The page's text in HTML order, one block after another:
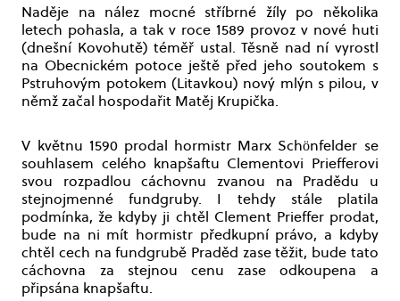
Naděje na nález mocné stříbrné žíly po několika
letech pohasla, a tak v roce 1589 provoz v nové huti
(dnešní Kovohutě) téměř ustal. Těsně nad ní vyrostl
na Obecnickém potoce ještě před jeho soutokem s
Pstruhovým potokem (Litavkou) nový mlýn s pilou, v
němž začal hospodařit Matěj Krupička.
V květnu 1590 prodal hormistr Marx Schönfelder se
souhlasem celého knapšaftu Clementovi Priefferovi
svou rozpadlou cáchovnu zvanou na Pradědu u
stejnojmenné fundgruby. I tehdy stále platila
podmínka, že kdyby ji chtěl Clement Prieffer prodat,
bude na ni mít hormistr předkupní právo, a kdyby
chtěl cech na fundgrubě Praděd zase těžit, bude tato
cáchovna za stejnou cenu zase odkoupena a
připsána knapšaftu.